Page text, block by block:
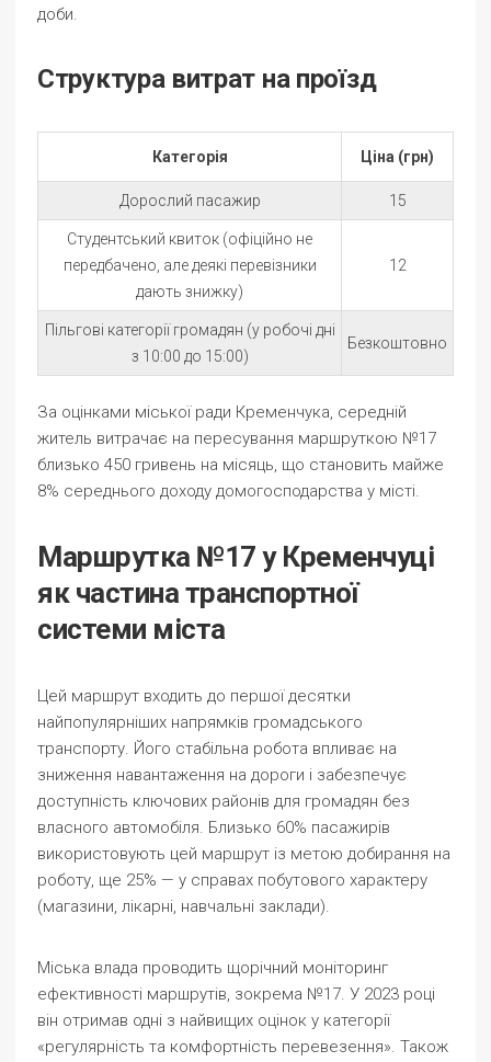
доби.
Структура витрат на проїзд
Категорія Ціна (грн)
Дорослий пасажир 15
Студентський квиток (офіційно не
передбачено, але деякі перевізники
дають знижку)
12
Пільгові категорії громадян (у робочі дні
з 10:00 до 15:00)
Безкоштовно
За оцінками міської ради Кременчука, середній
житель витрачає на пересування маршруткою №17
близько 450 гривень на місяць, що становить майже
8% середнього доходу домогосподарства у місті.
Маршрутка №17 у Кременчуці
як частина транспортної
системи міста
Цей маршрут входить до першої десятки
найпопулярніших напрямків громадського
транспорту. Його стабільна робота впливає на
зниження навантаження на дороги і забезпечує
доступність ключових районів для громадян без
власного автомобіля. Близько 60% пасажирів
використовують цей маршрут із метою добирання на
роботу, ще 25% — у справах побутового характеру
(магазини, лікарні, навчальні заклади).
Міська влада проводить щорічний моніторинг
ефективності маршрутів, зокрема №17. У 2023 році
він отримав одні з найвищих оцінок у категорії
«регулярність та комфортність перевезення». Також